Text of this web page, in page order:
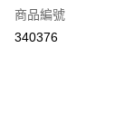
Apple Pay
商品編號
340376